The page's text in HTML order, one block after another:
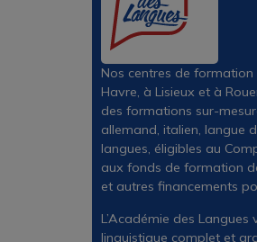
Nos centres de formation
Havre, à Lisieux et à
des formations sur-
allemand, italien, langue
langues, éligibles au
aux fonds de formation
et autres financements
L’Académie des
linguistique complet et